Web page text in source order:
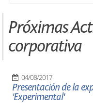
Próximas
corporativa
04/08/2017
Presentación de la
'Experimental'